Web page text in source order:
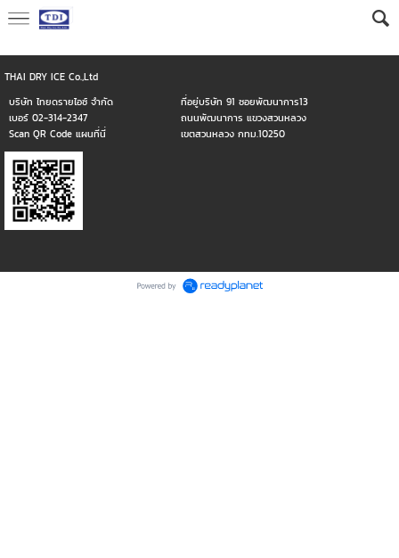
THAI DRY ICE Co.,Ltd
บริษัท ไทยดรายไอซ์ จำกัด
ที่อยู่บริษัท 91 ซอยพัฒนาการ13
เบอร์ 02-314-2347
ถนนพัฒนาการ แขวงสวนหลวง
Scan QR Code แผนที่นี่
เขตสวนหลวง กทม.10250